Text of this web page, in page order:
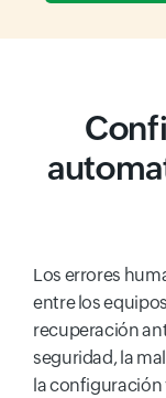
Los errores
entre los
recuperación
seguridad, la
la configuración